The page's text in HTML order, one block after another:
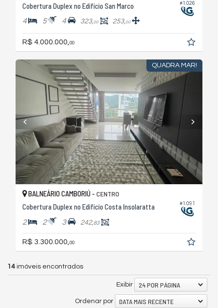
#1.026
Cobertura Duplex no Edifício San Marco
4 5 4 323,00 253,00
R$ 4.000.000, 00
QUADRA MAR!
#1.091
BALNEÁRIO CAMBORIÚ - CENTRO
Cobertura Duplex no Edifício Costa Insolaratta
2 2 3 242,83
R$ 3.300.000, 00
14 imóveis encontrados
Exibir 24 POR PÁGINA
Ordenar por DATA MAIS RECENTE